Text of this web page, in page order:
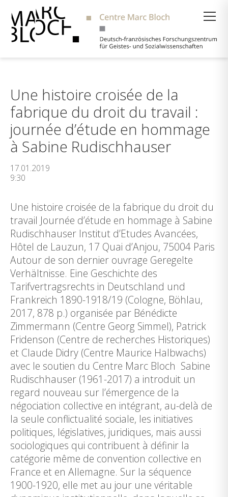
Une histoire croisée de la
fabrique du droit du travail :
journée d’étude en hommage
à Sabine Rudischhauser
17.01.2019
9:30
Une histoire croisée de la fabrique du droit du
travail Journée d’étude en hommage à Sabine
Rudischhauser Institut d’Etudes Avancées,
Hôtel de Lauzun, 17 Quai d’Anjou, 75004 Paris
Autour de son dernier ouvrage Geregelte
Verhältnisse. Eine Geschichte des
Tarifvertragsrechts in Deutschland und
Frankreich 1890-1918/19 (Cologne, Böhlau,
2017, 878 p.) organisée par Bénédicte
Zimmermann (Centre Georg Simmel), Patrick
Fridenson (Centre de recherches Historiques)
et Claude Didry (Centre Maurice Halbwachs)
avec le soutien du Centre Marc Bloch Sabine
Rudischhauser (1961-2017) a introduit un
regard nouveau sur l’émergence de la
négociation collective en intégrant, au-delà de
la seule conflictualité sociale, les initiatives
politiques, législatives, juridiques, mais aussi
sociologiques qui contribuent à définir la
catégorie même de convention collective en
France et en Allemagne. Sur la séquence
1900-1920, elle met au jour une véritable